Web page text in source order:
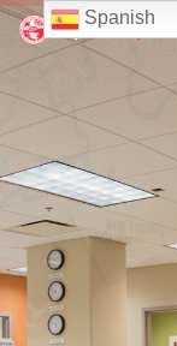
Spanish